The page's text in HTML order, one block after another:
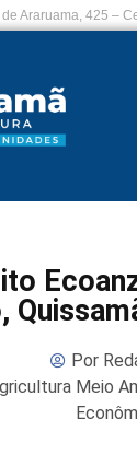
Araruama, 425 –
Por
Meio